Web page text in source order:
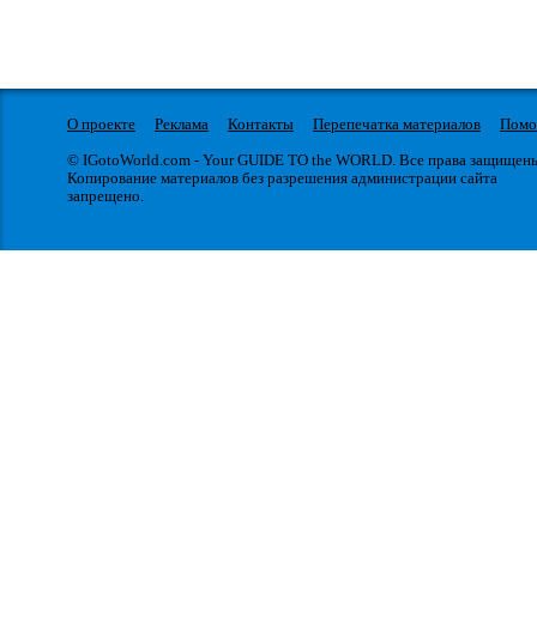
О проекте Реклама Контакты Перепечатка материалов
© IGotoWorld.com - Your GUIDE TO the WORLD. Все права
Копирование материалов без разрешения администрации сайта
запрещено.